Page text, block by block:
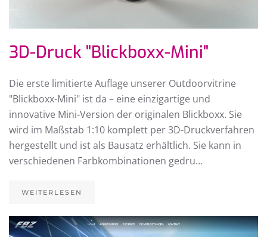
3D-Druck "Blickboxx-Mini"
Die erste limitierte Auflage unserer Outdoorvitrine
"Blickboxx-Mini" ist da – eine einzigartige und
innovative Mini-Version der originalen Blickboxx. Sie
wird im Maßstab 1:10 komplett per 3D-Druckverfahren
hergestellt und ist als Bausatz erhältlich. Sie kann in
verschiedenen Farbkombinationen gedru…
WEITERLESEN